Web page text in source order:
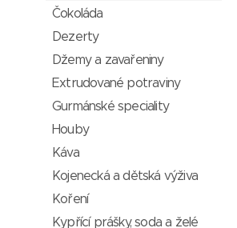
Čokoláda
Dezerty
Džemy a zavařeniny
Extrudované potraviny
Gurmánské speciality
Houby
Káva
Kojenecká a dětská výživa
Koření
Kypřící prášky, soda a želé